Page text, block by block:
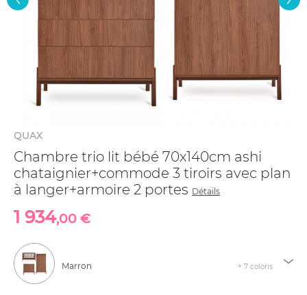
QUAX
Chambre trio lit bébé 70x140cm ashi
chataignier+commode 3 tiroirs avec plan
à langer+armoire 2 portes Détails
1 934,00 €
Marron + 7 coloris